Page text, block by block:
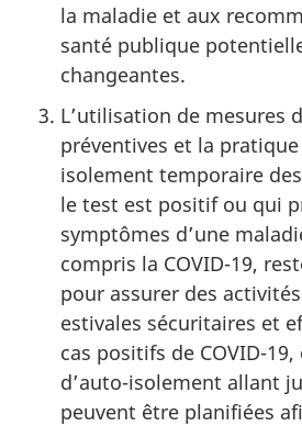
la maladie et aux
santé publique
changeantes.
L’utilisation de mesures
préventives et la pratique
isolement temporaire
le test est positif ou qui
symptômes d’une
compris la COVID-19,
pour assurer des
estivales sécuritaires et
cas positifs de COVID-19,
d’auto-isolement allant
peuvent être planifiées